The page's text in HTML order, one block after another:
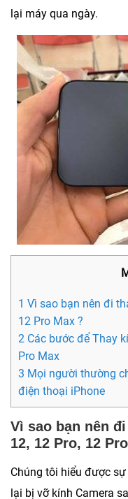
lại máy qua ngày.
1 Vì sao bạn nên đi
12 Pro Max ?
2 Các bước để Thay
Pro Max
3 Mọi người thường
điện thoại iPhone
Vì sao bạn nên
12, 12 Pro, 12
Chúng tôi hiểu được
lại bị vỡ kính Camera